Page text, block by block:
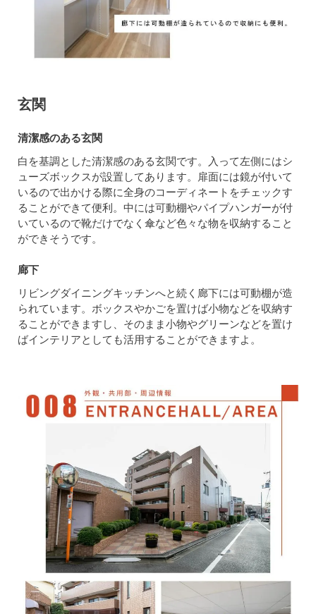
玄関
清潔感のある玄関
白を基調とした清潔感のある玄関です。入って左側にはシ
ューズボックスが設置してあります。扉面には鏡が付いて
いるので出かける際に全身のコーディネートをチェックす
ることができて便利。中には可動棚やパイプハンガーが付
いているので靴だけでなく傘など色々な物を収納すること
ができそうです。
廊下
リビングダイニングキッチンへと続く廊下には可動棚が造
られています。ボックスやかごを置けば小物などを収納す
ることができますし、そのまま小物やグリーンなどを置け
ばインテリアとしても活用することができますよ。